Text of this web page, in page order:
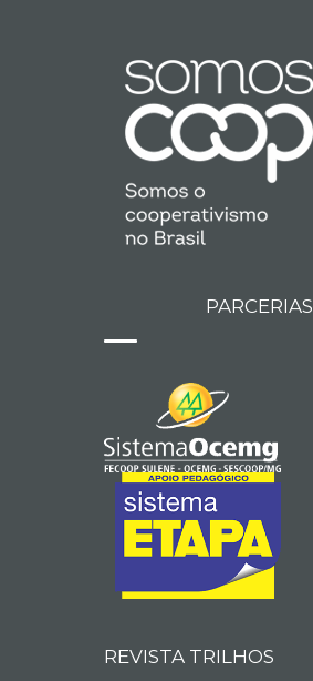
PARCERIAS
REVISTA TRILHOS